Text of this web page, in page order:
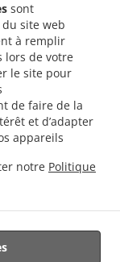
sont
site web
à remplir
lors de votre
le site pour
de faire de la
et d’adapter
appareils
notre Politique
.
Garéoult . Livraison de
cuisinés Français La
sur-Caramy . Livraison de
Livraison de plats
Français Carcès